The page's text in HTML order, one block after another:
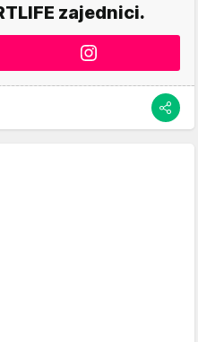
zajednici.